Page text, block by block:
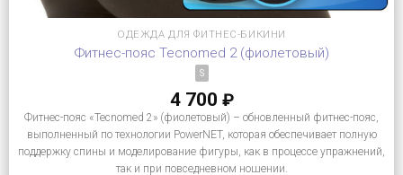
ОДЕЖДА ДЛЯ ФИТНЕС-БИКИНИ
Фитнес-пояс Tecnomed 2 (фиолетовый)
S
4 700 ₽
Фитнес-пояс «Tecnomed 2» (фиолетовый) – обновленный фитнес-пояс,
выполненный по технологии PowerNET, которая обеспечивает полную
поддержку спины и моделирование фигуры, как в процессе упражнений,
так и при повседневном ношении.